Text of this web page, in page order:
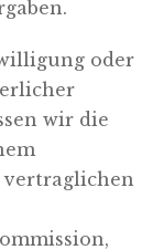
oder
wir die
vertraglichen